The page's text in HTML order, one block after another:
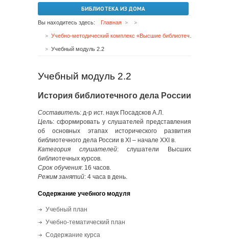
БИБЛИОТЕКА ИЗ ДОМА
Вы находитесь здесь: Главная
Учебный модуль 2.2
Учебный модуль 2.2
История библиотечного дела России
Составитель: д-р ист. наук Посадсков А.Л.
Цель: сформировать у слушателей представления
об основных этапах исторического развития
библиотечного дела России в XI – начале XXI в.
Категория слушателей: слушатели Высших
библиотечных курсов.
Срок обучения: 16 часов.
Режим занятий: 4 часа в день.
Содержание учебного модуля
Учебный план
Учебно-тематический план
Содержание курса